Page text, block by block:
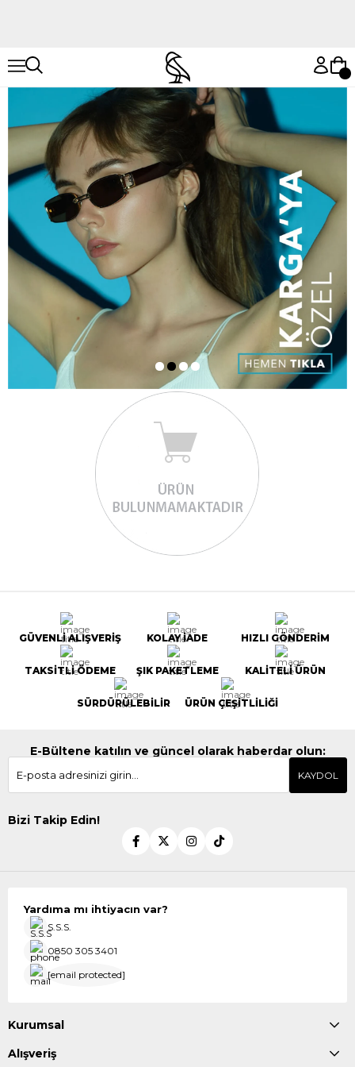
GÜVENLİ ALIŞVERİŞ KOLAY İADE HIZLI GÖNDERİM
TAKSİTLİ ÖDEME ŞIK PAKETLEME KALİTELİ ÜRÜN
SÜRDÜRÜLEBİLİR ÜRÜN ÇEŞİTLİLİĞİ
E-Bültene katılın ve güncel olarak haberdar olun:
KAYDOL
Bizi Takip Edin!
Yardıma mı ihtiyacın var?
S.S.S.
0850 305 3401
[email protected]
Kurumsal
Alışveriş